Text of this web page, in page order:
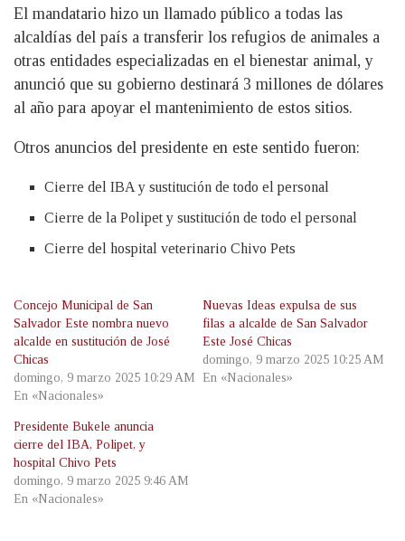
El mandatario hizo un llamado público a todas las
alcaldías del país a transferir los refugios de animales a
otras entidades especializadas en el bienestar animal, y
anunció que su gobierno destinará 3 millones de dólares
al año para apoyar el mantenimiento de estos sitios.
Otros anuncios del presidente en este sentido fueron:
Cierre del IBA y sustitución de todo el personal
Cierre de la Polipet y sustitución de todo el personal
Cierre del hospital veterinario Chivo Pets
Concejo Municipal de San
Salvador Este nombra nuevo
alcalde en sustitución de José
Chicas
domingo, 9 marzo 2025 10:29 AM
En «Nacionales»
Nuevas Ideas expulsa de sus
filas a alcalde de San Salvador
Este José Chicas
domingo, 9 marzo 2025 10:25 AM
En «Nacionales»
Presidente Bukele anuncia
cierre del IBA, Polipet, y
hospital Chivo Pets
domingo, 9 marzo 2025 9:46 AM
En «Nacionales»